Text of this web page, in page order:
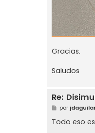
Gracias.
Saludos
Re:
M
e
n
s
por
Todo eso